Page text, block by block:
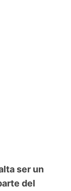
ser un
del